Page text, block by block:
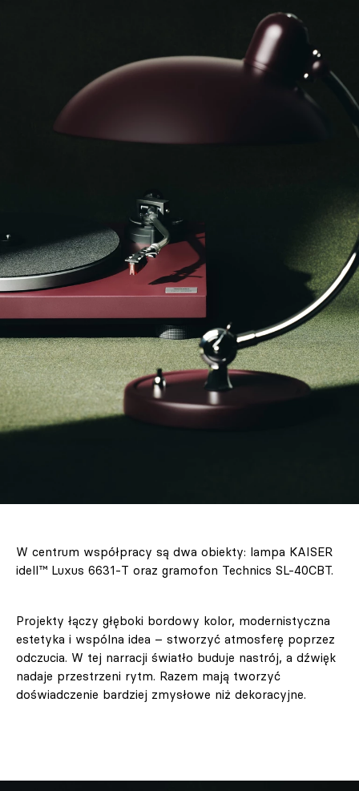
W centrum współpracy są dwa obiekty: lampa KAISER
idell™ Luxus 6631-T oraz gramofon Technics SL-40CBT.
Projekty łączy głęboki bordowy kolor, modernistyczna
estetyka i wspólna idea – stworzyć atmosferę poprzez
odczucia. W tej narracji światło buduje nastrój, a dźwięk
nadaje przestrzeni rytm. Razem mają tworzyć
doświadczenie bardziej zmysłowe niż dekoracyjne.